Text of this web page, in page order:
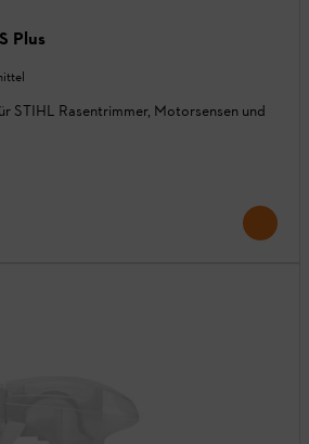
Plus
STIHL Rasentrimmer, Motorsensen und